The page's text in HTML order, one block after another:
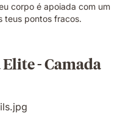
corpo é apoiada com um
teus pontos fracos.
- Camada